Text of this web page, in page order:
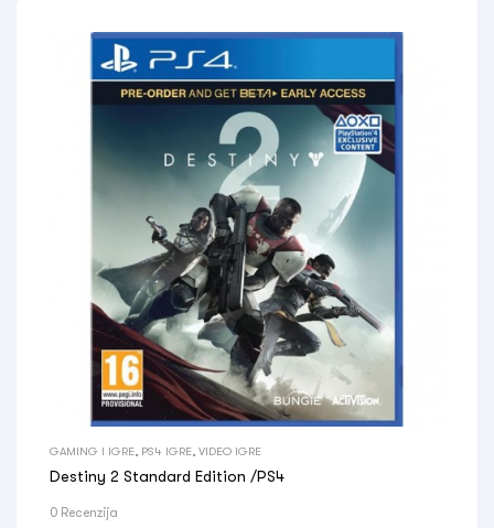
GAMING I IGRE PS4 IGRE VIDEO IGRE
Destiny 2 Standard Edition /PS4
0 Recenzija